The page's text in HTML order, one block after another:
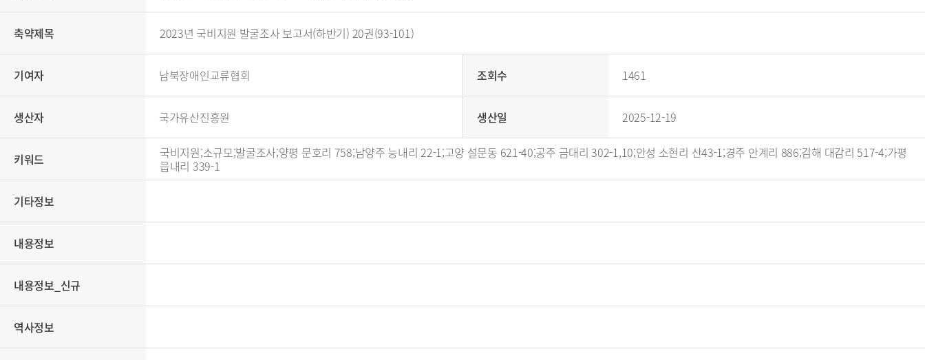
축약제목 2023년 국비지원 발굴조사 보고서(하반기) 20권(93-101)
기여자 남북장애인교류협회 조회수 1461
생산자 국가유산진흥원 생산일 2025-12-19
키워드
국비지원;소규모;발굴조사;양평 문호리 758;남양주 능내리 22-1;고양 설문동 621-40;공주 금대리 302-1,10;안성 소현리 산43-1;경주 안계리 886;김해 대감리 517-4;가평
읍내리 339-1
기타정보
내용정보
내용정보_신규
역사정보